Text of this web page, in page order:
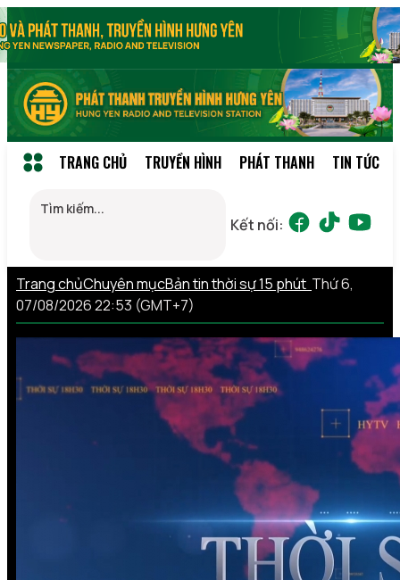
TRANG CHỦ TRUYỀN HÌNH PHÁT THANH TIN TỨC
Kết nối:
Trang chủChuyên mụcBản tin thời sự 15 phút Thứ 6,
07/08/2026 22:53 (GMT+7)